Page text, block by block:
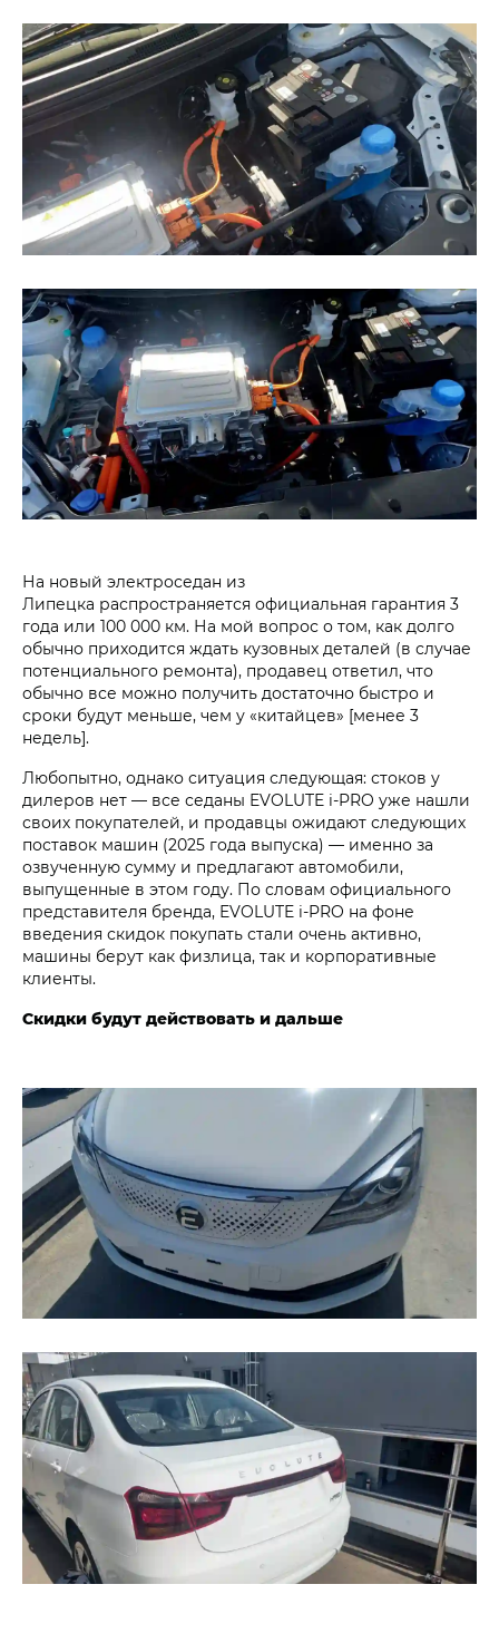
На новый электроседан из
Липецка распространяется официальная гарантия 3
года или 100 000 км. На мой вопрос о том, как долго
обычно приходится ждать кузовных деталей (в случае
потенциального ремонта), продавец ответил, что
обычно все можно получить достаточно быстро и
сроки будут меньше, чем у «китайцев» [менее 3
недель].
Любопытно, однако ситуация следующая: стоков у
дилеров нет — все седаны EVOLUTE i‑PRO уже нашли
своих покупателей, и продавцы ожидают следующих
поставок машин (2025 года выпуска) — именно за
озвученную сумму и предлагают автомобили,
выпущенные в этом году. По словам официального
представителя бренда, EVOLUTE i‑PRO на фоне
введения скидок покупать стали очень активно,
машины берут как физлица, так и корпоративные
клиенты.
Скидки будут действовать и дальше